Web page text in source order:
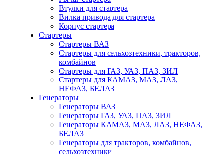
Втулки для стартера
Вилка привода для стартера
Корпус стартера
Стартеры
Стартеры ВАЗ
Стартеры для сельхозтехники, тракторов,
комбайнов
Стартеры для ГАЗ, УАЗ, ПАЗ, ЗИЛ
Стартеры для КАМАЗ, МАЗ, ЛАЗ,
НЕФАЗ, БЕЛАЗ
Генераторы
Генераторы ВАЗ
Генераторы ГАЗ, УАЗ, ПАЗ, ЗИЛ
Генераторы КАМАЗ, МАЗ, ЛАЗ, НЕФАЗ,
БЕЛАЗ
Генераторы для тракторов, комбайнов,
сельхозтехники